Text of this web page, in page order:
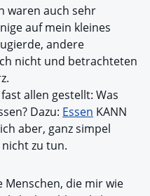
waren auch sehr
auf mein kleines
andere
nicht und betrachteten
allen gestellt: Was
Dazu: Essen KANN
aber, ganz simpel
zu tun.
die mir wie